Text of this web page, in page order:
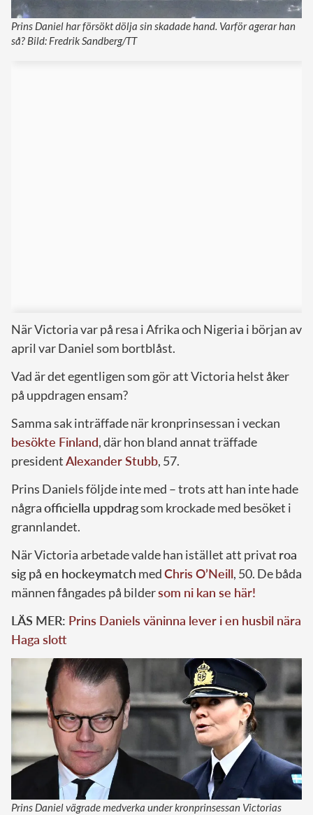
Prins Daniel har försökt dölja sin skadade hand. Varför agerar han
så? Bild: Fredrik Sandberg/TT
När Victoria var på resa i Afrika och Nigeria i början av
april var Daniel som bortblåst.
Vad är det egentligen som gör att Victoria helst åker
på uppdragen ensam?
Samma sak inträffade när kronprinsessan i veckan
besökte Finland, där hon bland annat träffade
presidentAlexander Stubb, 57.
Prins Daniels följde inte med – trots att han inte hade
någraofficiella uppdragsom krockade med besöket i
grannlandet.
När Victoria arbetade valde han istället att privat roa
sig på en hockeymatch medChris O’Neill, 50. De båda
männen fångades på bildersom ni kan se här!
LÄS MER: Prins Daniels väninna lever i en husbil nära
Haga slott
Prins Daniel vägrade medverka under kronprinsessan Victorias